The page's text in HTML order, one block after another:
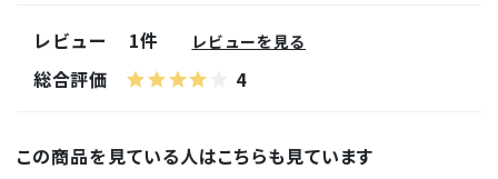
レビュー 1件 レビューを見る
総合評価 4
この商品を見ている人はこちらも見ています